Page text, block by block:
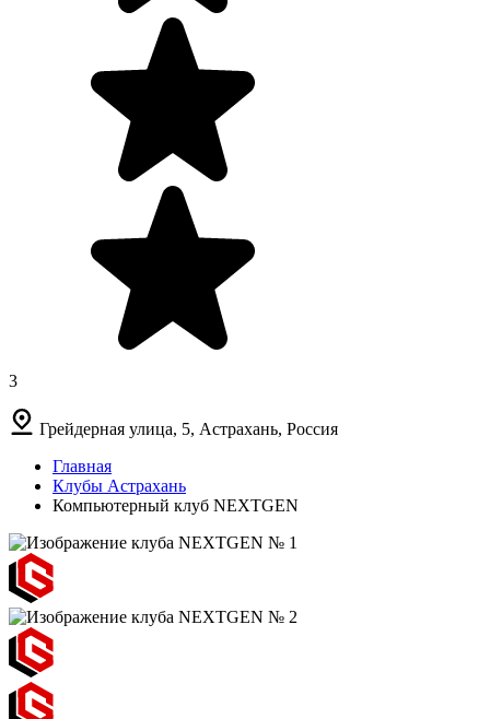
3
Грейдерная улица, 5, Астрахань, Россия
Главная
Клубы Астрахань
Компьютерный клуб NEXTGEN